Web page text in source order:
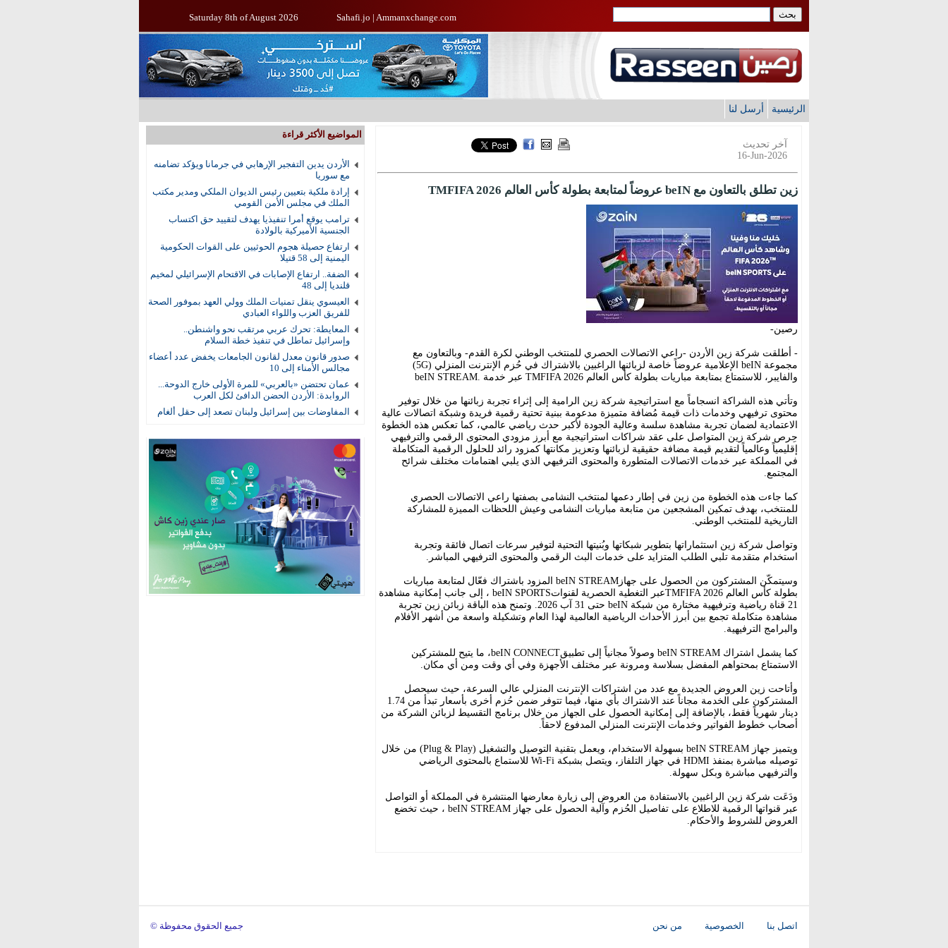
Saturday 8th of August 2026 Sahafi.jo | Ammanxchange.com
الرئيسية أرسل لنا
المواضيع الأكثر قراءة
الأردن يدين التفجير الإرهابي في جرمانا ويؤكد تضامنه
مع سوريا
إرادة ملكية بتعيين رئيس الديوان الملكي ومدير مكتب
الملك في مجلس الأمن القومي
ترامب يوقع أمرا تنفيذيا يهدف لتقييد حق اكتساب
الجنسية الأميركية بالولادة
ارتفاع حصيلة هجوم الحوثيين على القوات الحكومية
اليمنية إلى 58 قتيلا
الضفة.. ارتفاع الإصابات في الاقتحام الإسرائيلي لمخيم
قلنديا إلى 48
العيسوي ينقل تمنيات الملك وولي العهد بموفور الصحة
للفريق العزب واللواء العبادي
المعايطة: تحرك عربي مرتقب نحو واشنطن..
وإسرائيل تماطل في تنفيذ خطة السلام
صدور قانون معدل لقانون الجامعات يخفض عدد أعضاء
مجالس الأمناء إلى 10
عمان تحتضن «بالعربي» للمرة الأولى خارج الدوحة...
الروابدة: الأردن الحضن الدافئ لكل العرب
المفاوضات بين إسرائيل ولبنان تصعد إلى حقل ألغام
آخر تحديث
16-Jun-2026
زين تطلق بالتعاون مع beIN عروضاً لمتابعة بطولة كأس العالم TMFIFA 2026
رصين-
- أطلقت شركة زين الأردن -راعي الاتصالات الحصري للمنتخب الوطني لكرة القدم- وبالتعاون مع
مجموعة beIN الإعلامية عروضاً خاصة لزبائنها الراغبين بالاشتراك في حُزم الإنترنت المنزلي (5G)
والفايبر، للاستمتاع بمتابعة مباريات بطولة كأس العالم TMFIFA 2026 عبر خدمة .beIN STREAM
وتأتي هذه الشراكة انسجاماً مع استراتيجية شركة زين الرامية إلى إثراء تجربة زبائنها من خلال توفير
محتوى ترفيهي وخدمات ذات قيمة مُضافة متميزة مدعومة ببنية تحتية رقمية فريدة وشبكة اتصالات عالية
الاعتمادية لضمان تجربة مشاهدة سلسة وعالية الجودة لأكبر حدث رياضي عالمي، كما تعكس هذه الخطوة
حِرص شركة زين المتواصل على عقد شراكات استراتيجية مع أبرز مزودي المحتوى الرقمي والترفيهي
إقليمياً وعالمياً لتقديم قيمة مضافة حقيقية لزبائنها وتعزيز مكانتها كمزود رائد للحلول الرقمية المتكاملة
في المملكة عبر خدمات الاتصالات المتطورة والمحتوى الترفيهي الذي يلبي اهتمامات مختلف شرائح
المجتمع.
كما جاءت هذه الخطوة من زين في إطار دعمها لمنتخب النشامى بصفتها راعي الاتصالات الحصري
للمنتخب، بهدف تمكين المشجعين من متابعة مباريات النشامى وعيش اللحظات المميزة للمشاركة
التاريخية للمنتخب الوطني.
وتواصل شركة زين استثماراتها بتطوير شبكاتها وبُنيتها التحتية لتوفير سرعات اتصال فائقة وتجربة
استخدام متقدمة تلبي الطلب المتزايد على خدمات البث الرقمي والمحتوى الترفيهي المباشر.
وسيتمكّن المشتركون من الحصول على جهازbeIN STREAM المزود باشتراك فعّال لمتابعة مباريات
بطولة كأس العالم TMFIFA 2026عبر التغطية الحصرية لقنواتbeIN SPORTS ، إلى جانب إمكانية مشاهدة
21 قناة رياضية وترفيهية مختارة من شبكة beIN حتى 31 آب 2026. وتمنح هذه الباقة زبائن زين تجربة
مشاهدة متكاملة تجمع بين أبرز الأحداث الرياضية العالمية لهذا العام وتشكيلة واسعة من أشهر الأفلام
والبرامج الترفيهية.
كما يشمل اشتراك beIN STREAM وصولاً مجانياً إلى تطبيقbeIN CONNECT، ما يتيح للمشتركين
الاستمتاع بمحتواهم المفضل بسلاسة ومرونة عبر مختلف الأجهزة وفي أي وقت ومن أي مكان.
وأتاحت زين العروض الجديدة مع عدد من اشتراكات الإنترنت المنزلي عالي السرعة، حيث سيحصل
المشتركون على الخدمة مجاناً عند الاشتراك بأي منها، فيما تتوفر ضمن حُزم أخرى بأسعار تبدأ من 1.74
دينار شهرياً فقط، بالإضافة إلى إمكانية الحصول على الجهاز من خلال برنامج التقسيط لزبائن الشركة من
أصحاب خطوط الفواتير وخدمات الإنترنت المنزلي المدفوع لاحقاً.
ويتميز جهاز beIN STREAM بسهولة الاستخدام، ويعمل بتقنية التوصيل والتشغيل (Plug & Play) من خلال
توصيله مباشرة بمنفذ HDMI في جهاز التلفاز، ويتصل بشبكة Wi-Fi للاستماع بالمحتوى الرياضي
والترفيهي مباشرة وبكل سهولة.
ودَعَت شركة زين الراغبين بالاستفادة من العروض إلى زيارة معارضها المنتشرة في المملكة أو التواصل
عبر قنواتها الرقمية للاطلاع على تفاصيل الحُزم وآلية الحصول على جهاز beIN STREAM ، حيث تخضع
العروض للشروط والأحكام.
اتصل بنا الخصوصية من نحن © جميع الحقوق محفوظة